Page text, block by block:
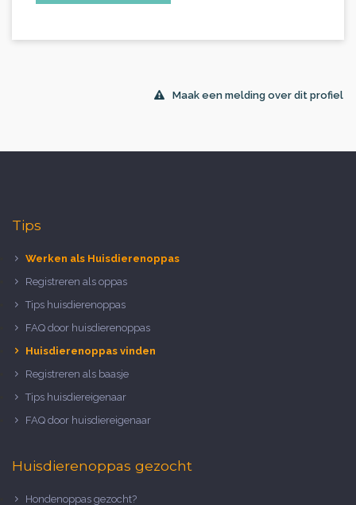
Maak een melding over dit profiel
Tips
Werken als Huisdierenoppas
Registreren als oppas
Tips huisdierenoppas
FAQ door huisdierenoppas
Huisdierenoppas vinden
Registreren als baasje
Tips huisdiereigenaar
FAQ door huisdiereigenaar
Huisdierenoppas gezocht
Hondenoppas gezocht?